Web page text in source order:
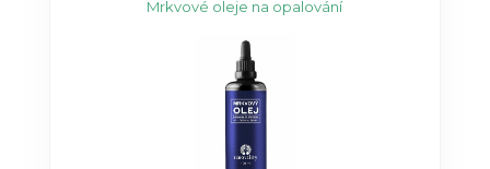
Mrkvové oleje na opalování